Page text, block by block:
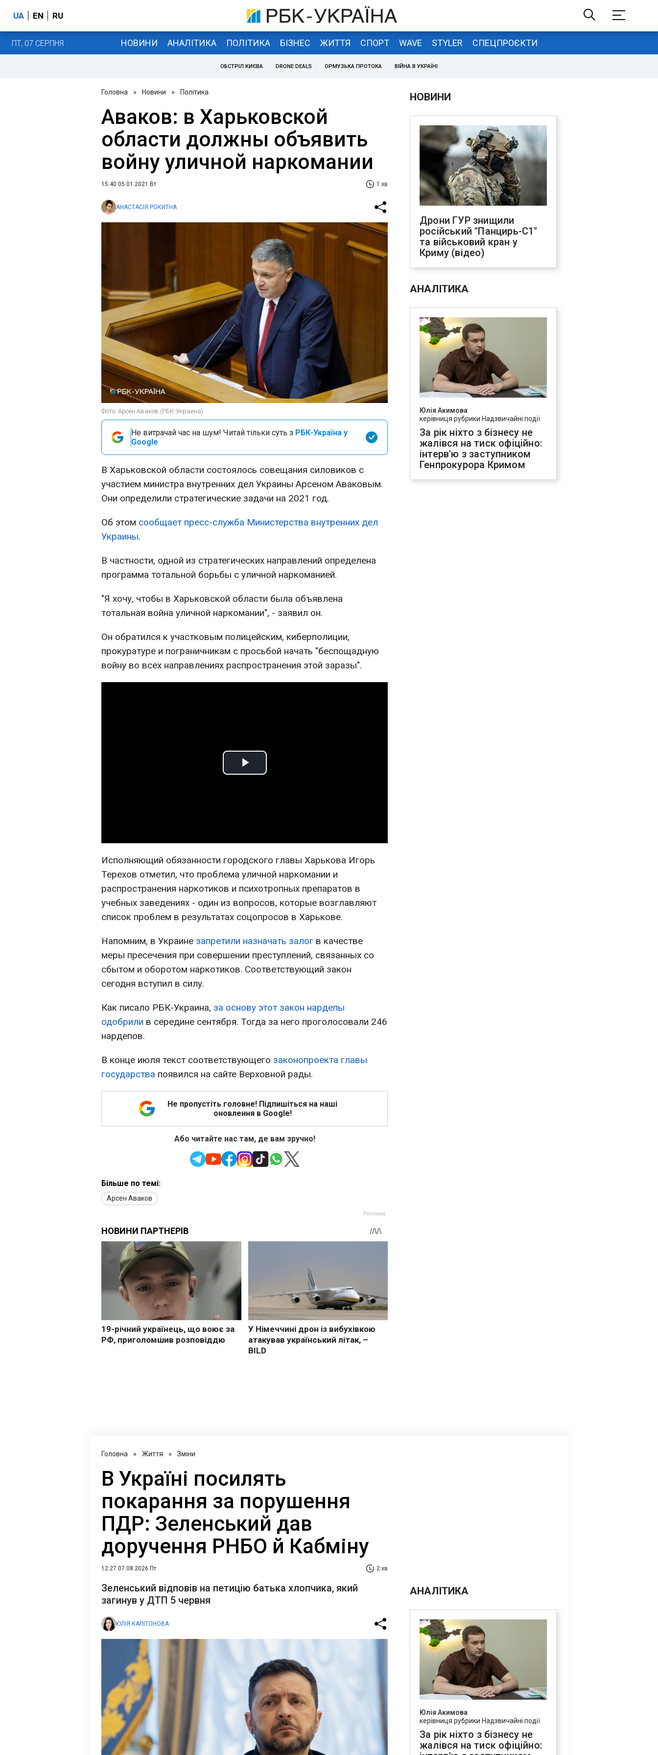
UA EN RU
ПТ, 07 СЕРПНЯ НОВИНИ АНАЛІТИКА ПОЛІТИКА БІЗНЕС ЖИТТЯ СПОРТ WAVE STYLER СПЕЦПРОЄКТИ
ОБСТРІЛ КИЄВА DRONE DEALS ОРМУЗЬКА ПРОТОКА ВІЙНА В УКРАЇНІ
Головна » Новини » Політика
Аваков: в Харьковской
области должны объявить
войну уличной наркомании
15:40 05.01.2021 Вт 1 хв
АНАСТАСІЯ РОКИТНА
Фото: Арсен Аваков (РБК-Украина)
Не витрачай час на шум! Читай тільки суть з РБК-Україна у
Google
В Харьковской области состоялось совещания силовиков с
участием министра внутренних дел Украины Арсеном Аваковым.
Они определили стратегические задачи на 2021 год.
Об этом сообщает пресс-служба Министерства внутренних дел
Украины.
В частности, одной из стратегических направлений определена
программа тотальной борьбы с уличной наркоманией.
"Я хочу, чтобы в Харьковской области была объявлена
тотальная война уличной наркомании", - заявил он.
Он обратился к участковым полицейским, киберполиции,
прокуратуре и пограничникам с просьбой начать "беспощадную
войну во всех направлениях распространения этой заразы".
Play
Исполняющий обязанности городского главы Харькова Игорь
Терехов отметил, что проблема уличной наркомании и
распространения наркотиков и психотропных препаратов в
учебных заведениях - один из вопросов, которые возглавляют
список проблем в результатах соцопросов в Харькове.
Напомним, в Украине запретили назначать залог в качестве
меры пресечения при совершении преступлений, связанных со
сбытом и оборотом наркотиков. Соответствующий закон
сегодня вступил в силу.
Как писало РБК-Украина, за основу этот закон нардепы
одобрили в середине сентября. Тогда за него проголосовали 246
нардепов.
В конце июля текст соответствующего законопроекта главы
государства появился на сайте Верховной рады.
Не пропустіть головне! Підпишіться на наші
оновлення в Google!
Або читайте нас там, де вам зручно!
Більше по темі:
Арсен Аваков
НОВИНИ
Дрони ГУР знищили
російський "Панцирь-С1"
та військовий кран у
Криму (відео)
АНАЛІТИКА
Юлія Акимова
керівниця рубрики Надзвичайні події
За рік ніхто з бізнесу не
жалівся на тиск офіційно:
інтерв'ю з заступником
Генпрокурора Кримом
Головна » Життя » Зміни
В Україні посилять
покарання за порушення
ПДР: Зеленський дав
доручення РНБО й Кабміну
12:27 07.08.2026 Пт 2 хв
Зеленський відповів на петицію батька хлопчика, який
загинув у ДТП 5 червня
ЮЛІЯ КАПІТОНОВА
АНАЛІТИКА
Юлія Акимова
керівниця рубрики Надзвичайні події
За рік ніхто з бізнесу не
жалівся на тиск офіційно: